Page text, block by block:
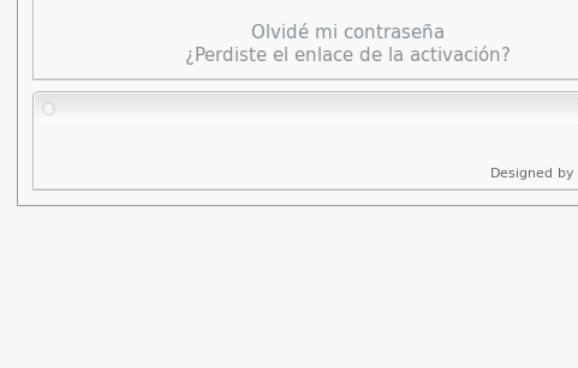
Olvidé mi contraseña
¿Perdiste el enlace de la activación?
Designed by